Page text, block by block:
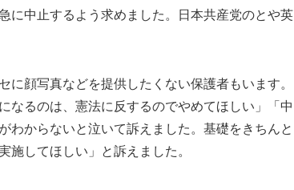
に中止するよう求めました。日本共産党のとや英
顔写真などを提供したくない保護者もいます。
なるのは、憲法に反するのでやめてほしい」「中
わからないと泣いて訴えました。基礎をきちんと
施してほしい」と訴えました。